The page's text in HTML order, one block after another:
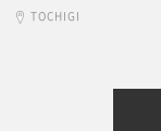
TOCHIGI